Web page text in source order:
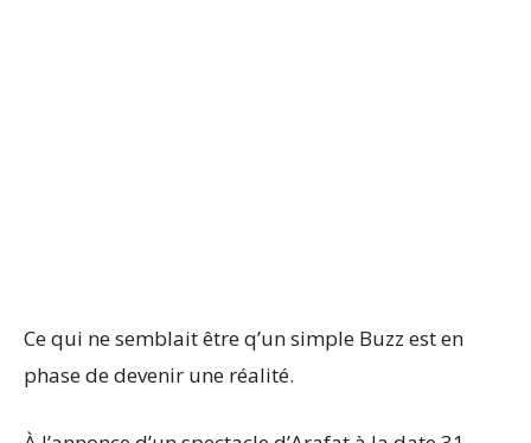
Ce qui ne semblait être q’un simple Buzz est en
phase de devenir une réalité.